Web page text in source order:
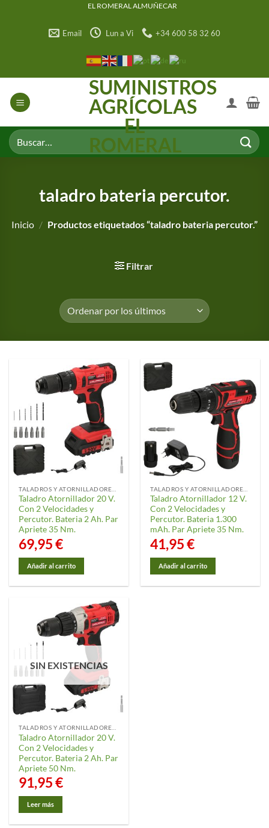
EL ROMERAL ALMUÑECAR
Email Lun a Vi +34 600 58 32 60
SUMINISTROS
AGRÍCOLAS
EL
ROMERAL
Buscar
por:
taladro bateria percutor.
Inicio / Productos etiquetados “taladro bateria percutor.”
Filtrar
Taladro Atornillador 20 V.
Con 2 Velocidades y
Percutor. Bateria 2 Ah. Par
Apriete 35 Nm.
69,95€
Añadir al carrito
Taladro Atornillador 12 V.
Con 2 Velocidades y
Percutor. Bateria 1.300
mAh. Par Apriete 35 Nm.
41,95€
Añadir al carrito
SIN EXISTENCIAS
Taladro Atornillador 20 V.
Con 2 Velocidades y
Percutor. Bateria 2 Ah. Par
Apriete 50 Nm.
91,95€
Leer más